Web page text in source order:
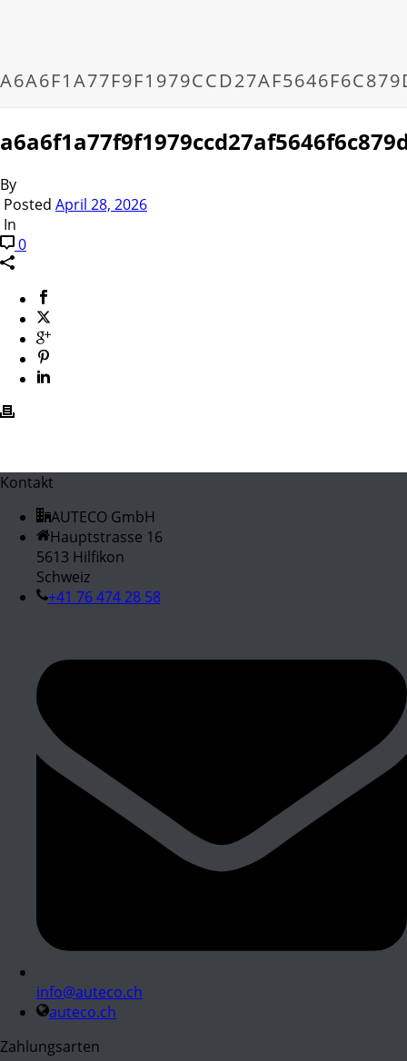
By
Posted April 28, 2026
In
0
Kontakt
AUTECO GmbH
Hauptstrasse 16
5613 Hilfikon
Schweiz
+41 76 474 28 58
info@auteco.ch
auteco.ch
Zahlungsarten